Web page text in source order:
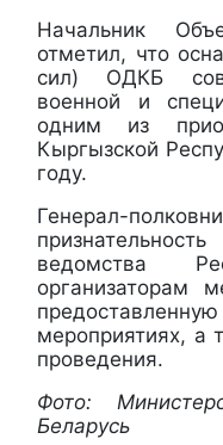
Начальник
отметил, что
сил) ОДКБ
военной и
одним из
Кыргызской
году.
Генерал-
ведомства
организаторам
мероприятиях, а
проведения.
Фото:
Беларусь